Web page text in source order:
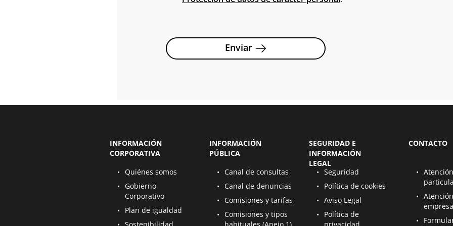
Enviar
INFORMACIÓN
CORPORATIVA
Quiénes somos
Se abre en una nueva página
Gobierno
Corporativo
Se abre en una nueva página
Plan de igualdad
Se abre en una nueva página
Se abre en una nueva página
INFORMACIÓN
PÚBLICA
Canal de consultas
Se abre en una nueva página
Canal de denuncias
Se abre en una nueva página
Comisiones y tarifas
Se abre en una nueva página
Comisiones y tipos
Se abre en una nueva página
SEGURIDAD E
INFORMACIÓN
LEGAL
Seguridad
Se abre en una nueva página
Política de cookies
Se abre en una nueva página
Aviso Legal
Se abre en una nueva página
Política de
Se abre en una nueva página
CONTACTO
Se abre en
Se abre en
Se abre en